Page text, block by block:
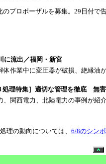
プロポーザルを募集。29日付で
に流出／福岡・新宮
作業中に変圧器が破損、絶縁油
処理特集］適切な管理を徹底 無
関西電力、北陸電力の事例が紹
理の動向については、 6/8のシンポ